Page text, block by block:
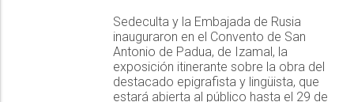
Sedeculta y la Embajada de Rusia
inauguraron en el Convento de San
Antonio de Padua, de Izamal, la
exposición itinerante sobre la obra del
destacado epigrafista y lingüista, que
estará abierta al público hasta el 29 de